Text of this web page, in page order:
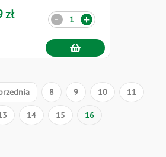
zł Ilość +
-
Strona
8 Strona
9 Strona
10 Strona
11
Strona
14 Strona
15
Bieżąca
16